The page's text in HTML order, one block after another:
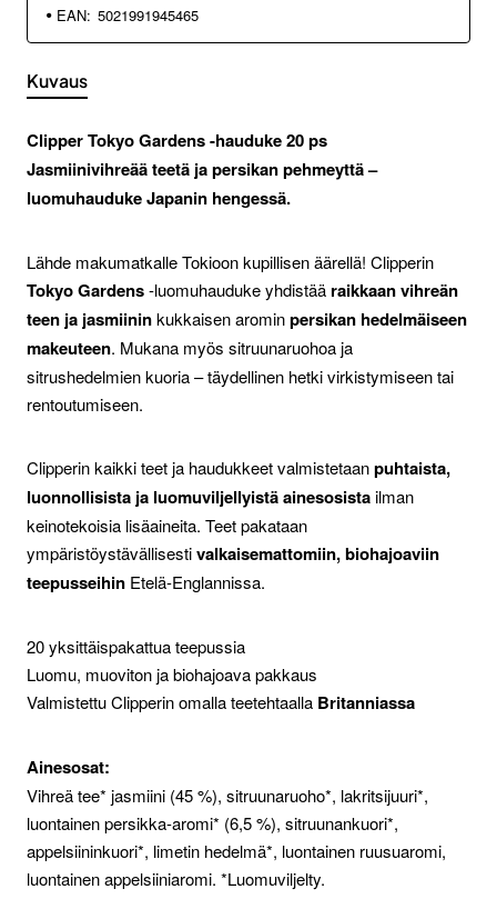
EAN: 5021991945465
Kuvaus
Clipper Tokyo Gardens -hauduke 20 ps
Jasmiinivihreää teetä ja persikan pehmeyttä –
luomuhauduke Japanin hengessä.
Lähde makumatkalle Tokioon kupillisen äärellä! Clipperin
Tokyo Gardens-luomuhauduke yhdistää raikkaan vihreän
teen ja jasmiininkukkaisen arominpersikan hedelmäiseen
makeuteen. Mukana myös sitruunaruohoa ja
sitrushedelmien kuoria – täydellinen hetki virkistymiseen tai
rentoutumiseen.
Clipperin kaikki teet ja haudukkeet valmistetaanpuhtaista,
luonnollisista ja luomuviljellyistä ainesosistailman
keinotekoisia lisäaineita. Teet pakataan
ympäristöystävällisestivalkaisemattomiin, biohajoaviin
teepusseihin Etelä-Englannissa.
20 yksittäispakattua teepussia
Luomu, muoviton ja biohajoava pakkaus
Valmistettu Clipperin omalla teetehtaalla Britanniassa
Ainesosat:
Vihreä tee* jasmiini (45 %), sitruunaruoho*, lakritsijuuri*,
luontainen persikka-aromi* (6,5 %), sitruunankuori*,
appelsiininkuori*, limetin hedelmä*, luontainen ruusuaromi,
luontainen appelsiiniaromi. *Luomuviljelty.